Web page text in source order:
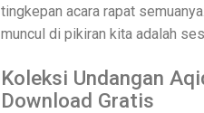
tingkepan acara rapat
muncul di pikiran kita adalah
Koleksi Undangan
Download Gratis